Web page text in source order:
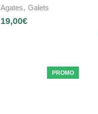
Agates, Galets
19,00€
PROMO